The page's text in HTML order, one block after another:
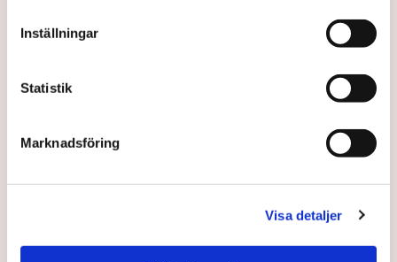
Inställningar
Statistik
Marknadsföring
Visa detaljer
Den svenska inställningen sticker ut, skriver
4 years ago |